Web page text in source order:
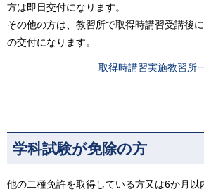
方は即日交付になります。
その他の方は、教習所で取得時講習受講後に
の交付になります。
取得時講習実施教習所
学科試験が免除の方
他の二種免許を取得している方又は6か月以